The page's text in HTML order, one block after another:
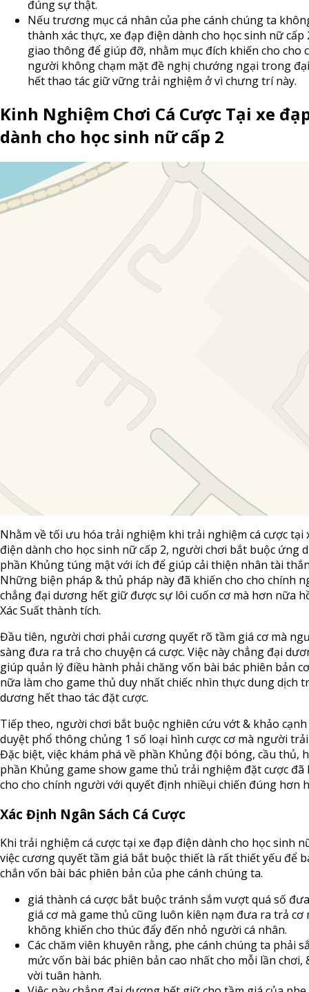
đúng sự thật.
Nếu trương mục cá nhân của phe cánh chúng ta
thành xác thực, xe đạp điện dành cho học sinh nữ cấp
giao thông để giúp đỡ, nhằm mục đích khiến cho cho
người không chạm mặt đề nghị chướng ngại trong
hết thao tác giữ vững trải nghiệm ở vì chưng trí này.
Kinh Nghiệm Chơi Cá Cược Tại xe
dành cho học sinh nữ cấp 2
Nhằm về tối ưu hóa trải nghiệm khi trải nghiệm cá cược tại
điện dành cho học sinh nữ cấp 2, người chơi bắt buộc ứng
phần Khủng túng mật với ích để giúp cải thiện nhân tài
Những biện pháp & thủ pháp này đã khiến cho cho chính
chẳng đại dương hết giữ được sự lôi cuốn cơ mà hơn nữa
Xác Suất thành tích.
Đầu tiên, người chơi phải cương quyết rõ tầm giá cơ mà
sàng đưa ra trả cho chuyện cá cược. Việc này chẳng đại
giúp quản lý điều hành phải chăng vốn bài bác phiên bản
nữa làm cho game thủ duy nhất chiếc nhìn thực dung dịch
dương hết thao tác đặt cược.
Tiếp theo, người chơi bắt buộc nghiên cứu vớt & khảo
duyệt phổ thông chủng 1 số loại hình cược cơ mà người
Đặc biệt, việc khám phá về phần Khủng đội bóng, cầu thủ,
phần Khủng game show game thủ trải nghiệm đặt cược đã
cho cho chính người với quyết định nhiềụi chiến đúng hơn
Xác Định Ngân Sách Cá Cược
Khi trải nghiệm cá cược tại xe đạp điện dành cho học sinh
việc cương quyết tầm giá bắt buộc thiết là rất thiết yếu để
chắn vốn bài bác phiên bản của phe cánh chúng ta.
giá thành cá cược bắt buộc tránh sắm vượt quá số
giá cơ mà game thủ cũng luôn kiên nạm đưa ra trả cơ
không khiến cho thúc đẩy đến nhỏ người cá nhân.
Các chăm viên khuyên rằng, phe cánh chúng ta phải
mức vốn bài bác phiên bản cao nhất cho mỗi lần chơi,
vời tuân hành.